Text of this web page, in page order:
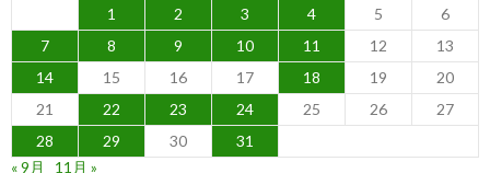
1
2 3 4 5
6
7
8 9 10 11 12
13
14
15 16 17 18 19
20
21
22 23 24 25 26
27
28
29 30
31
« 9月
11月 »